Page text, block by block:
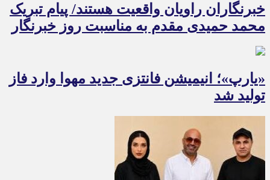
خبرنگاران راویان واقعیت هستند/ پیام تبریک
محمد حمیدی مقدم به مناسبت روز خبرنگار
«یارپ»؛ انیمیشن فانتزی جدید مهوا وارد فاز
تولید شد